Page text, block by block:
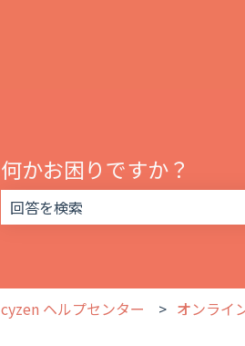
何かお困りですか？
cyzen ヘルプセンター オンライ